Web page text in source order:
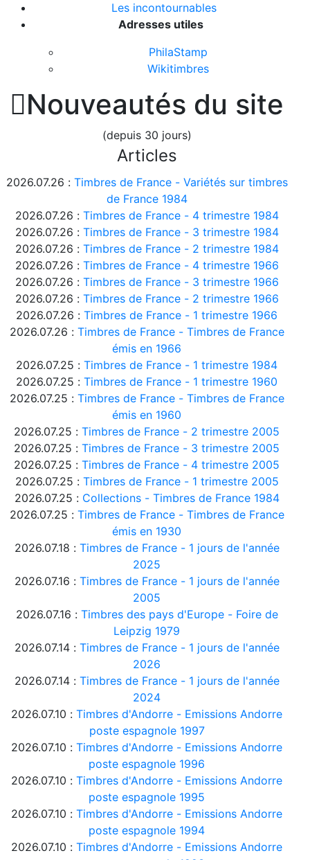
Les incontournables
Adresses utiles
PhilaStamp
Wikitimbres
Nouveautés du site
(depuis 30 jours)
Articles
2026.07.26 : Timbres de France - Variétés sur timbres
de France 1984
2026.07.26 : Timbres de France - 4 trimestre 1984
2026.07.26 : Timbres de France - 3 trimestre 1984
2026.07.26 : Timbres de France - 2 trimestre 1984
2026.07.26 : Timbres de France - 4 trimestre 1966
2026.07.26 : Timbres de France - 3 trimestre 1966
2026.07.26 : Timbres de France - 2 trimestre 1966
2026.07.26 : Timbres de France - 1 trimestre 1966
2026.07.26 : Timbres de France - Timbres de France
émis en 1966
2026.07.25 : Timbres de France - 1 trimestre 1984
2026.07.25 : Timbres de France - 1 trimestre 1960
2026.07.25 : Timbres de France - Timbres de France
émis en 1960
2026.07.25 : Timbres de France - 2 trimestre 2005
2026.07.25 : Timbres de France - 3 trimestre 2005
2026.07.25 : Timbres de France - 4 trimestre 2005
2026.07.25 : Timbres de France - 1 trimestre 2005
2026.07.25 : Collections - Timbres de France 1984
2026.07.25 : Timbres de France - Timbres de France
émis en 1930
2026.07.18 : Timbres de France - 1 jours de l'année
2025
2026.07.16 : Timbres de France - 1 jours de l'année
2005
2026.07.16 : Timbres des pays d'Europe - Foire de
Leipzig 1979
2026.07.14 : Timbres de France - 1 jours de l'année
2026
2026.07.14 : Timbres de France - 1 jours de l'année
2024
2026.07.10 : Timbres d'Andorre - Emissions Andorre
poste espagnole 1997
2026.07.10 : Timbres d'Andorre - Emissions Andorre
poste espagnole 1996
2026.07.10 : Timbres d'Andorre - Emissions Andorre
poste espagnole 1995
2026.07.10 : Timbres d'Andorre - Emissions Andorre
poste espagnole 1994
2026.07.10 : Timbres d'Andorre - Emissions Andorre